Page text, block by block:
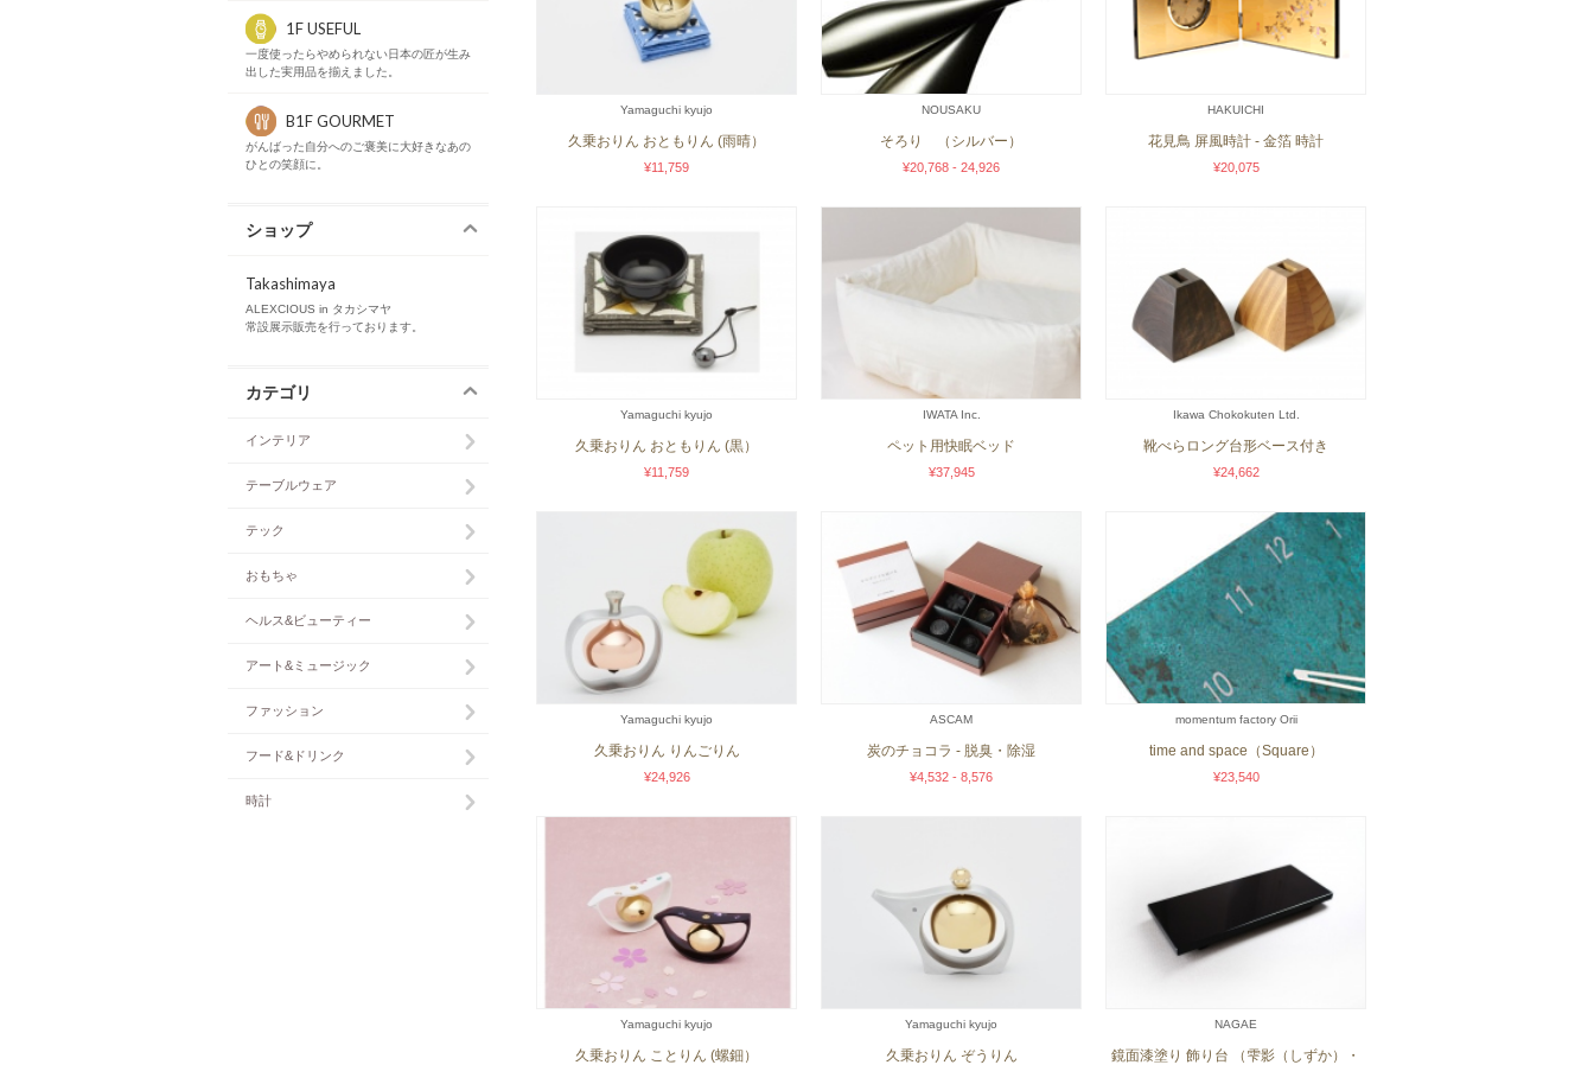
1F USEFUL
一度使ったらやめられない日本の匠が生み
出した実用品を揃えました。
B1F GOURMET
がんばった自分へのご褒美に大好きなあの
ひとの笑顔に。
ショップ
Takashimaya
ALEXCIOUS in タカシマヤ
常設展示販売を行っております。
カテゴリ
インテリア
テーブルウェア
テック
おもちゃ
ヘルス&ビューティー
アート&ミュージック
ファッション
フード&ドリンク
時計
Yamaguchi kyujo
久乗おりん おともりん (雨晴）
¥11,759
NOUSAKU
そろり （シルバー）
¥20,768 - 24,926
HAKUICHI
花見鳥 屏風時計 - 金箔 時計
¥20,075
Yamaguchi kyujo
久乗おりん おともりん (黒）
¥11,759
IWATA Inc.
ペット用快眠ベッド
¥37,945
Ikawa Chokokuten Ltd.
靴べらロング台形ベース付き
¥24,662
Yamaguchi kyujo
久乗おりん りんごりん
¥24,926
ASCAM
炭のチョコラ - 脱臭・除湿
¥4,532 - 8,576
momentum factory Orii
time and space（Square）
¥23,540
Yamaguchi kyujo
久乗おりん ことりん (螺鈿）
Yamaguchi kyujo
久乗おりん ぞうりん
NAGAE
鏡面漆塗り 飾り台 （雫影（しずか）・